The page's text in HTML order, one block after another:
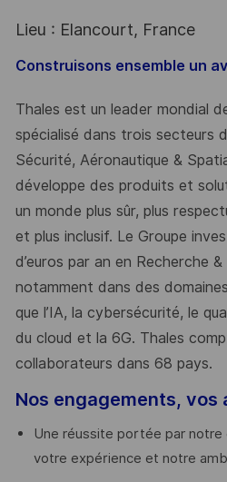
Lieu : Elancourt, France
Construisons ensemble un
Thales est un leader mondial
spécialisé dans trois secteurs
Sécurité, Aéronautique &
développe des produits et
un monde plus sûr, plus
et plus inclusif. Le Groupe
d’euros par an en Recherche
notamment dans des
que l’IA, la cybersécurité, le
du cloud et la 6G. Thales
collaborateurs dans 68 pays.
Nos engagements, vos
Une réussite portée par notre
votre expérience et notre